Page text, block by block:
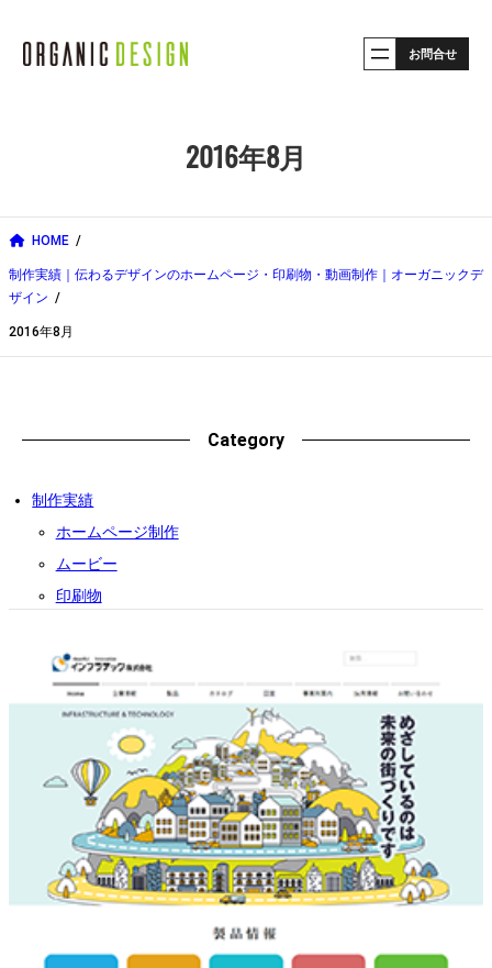
お問合せ
2016年8月
HOME
制作実績｜伝わるデザインのホームページ・印刷物・動画制作｜オーガニックデ
ザイン
2016年8月
Category
制作実績
ホームページ制作
ムービー
印刷物